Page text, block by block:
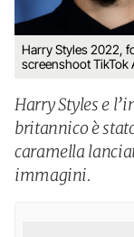
Harry Styles 2022,
screenshoot TikTok
Harry Styles e
britannico è
caramella
immagini.